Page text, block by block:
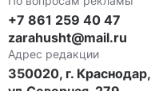
+7 861 259 40 47
zarahusht@mail.ru
Адрес редакции
350020, г. Краснодар,